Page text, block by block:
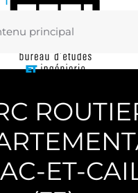
principal
ET-